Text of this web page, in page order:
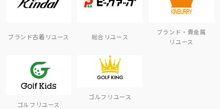
ブランド古着リユース 総合リユース
ブランド・貴金属
リユース
ゴルフリユース
ゴルフリユース